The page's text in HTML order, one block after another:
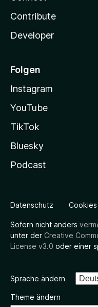
Contribute
Developer
Folgen
Instagram
YouTube
TikTok
Bluesky
Podcast
Datenschutz Cookies
Sofern nicht anders
unter der Creative
License v3.0 oder einer
Sprache ändern
Theme ändern